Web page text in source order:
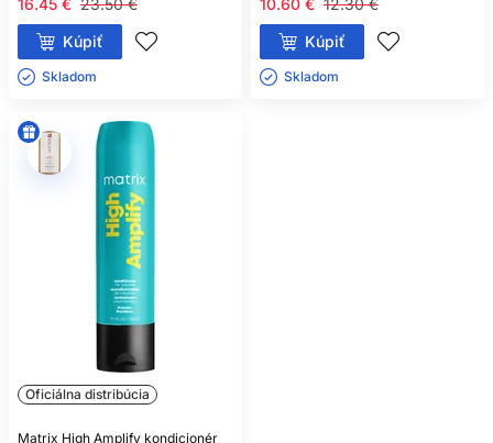
23.50 €
16.45 €
Kúpiť
Skladom ㅤ
12.30 €
10.60 €
Kúpiť
Skladom ㅤ
Oficiálna distribúcia
Matrix High Amplify kondicionér